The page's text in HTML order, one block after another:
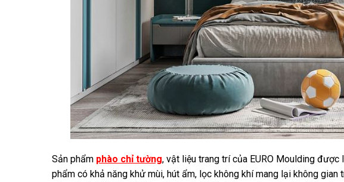
Sản phẩm phào chỉ tường, vật liệu trang trí của EURO Moulding được
phẩm có khả năng khử mùi, hút ẩm, lọc không khí mang lại không